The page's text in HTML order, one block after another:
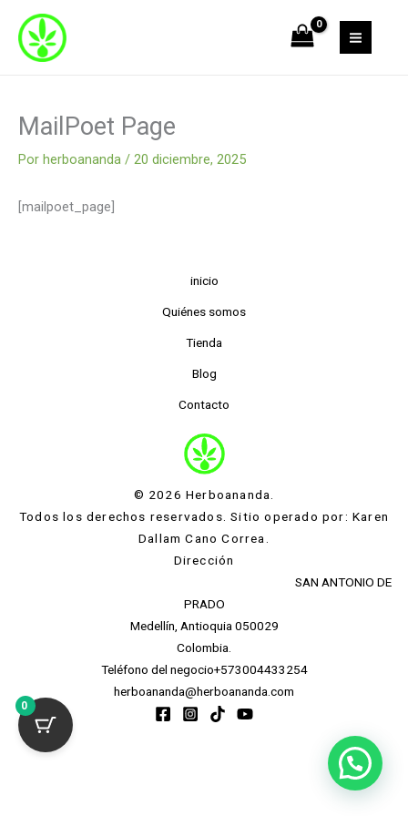
contenido
MailPoet Page
Por herboananda / 20 diciembre, 2025
[mailpoet_page]
inicio
Quiénes somos
Tienda
Blog
Contacto
© 2026 Herboananda.
Todos los derechos reservados. Sitio operado por: Karen
Dallam Cano Correa.
Dirección
SAN ANTONIO DE
PRADO
Medellín, Antioquia 050029
Colombia.
Teléfono del negocio+573004433254
herboananda@herboananda.com
0